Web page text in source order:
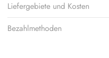
Liefergebiete und Kosten
Bezahlmethoden